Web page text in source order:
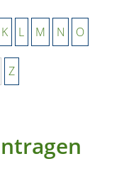
K L M N O
Z